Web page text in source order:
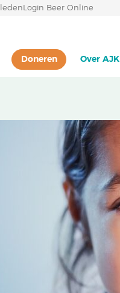
Login Beer Online
leden
Over AJK
Doneren